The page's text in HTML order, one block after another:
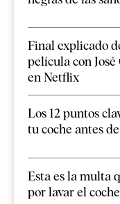
Final explicado
película con
en Netflix
Los 12 puntos
tu coche antes
Esta es la multa
por lavar el